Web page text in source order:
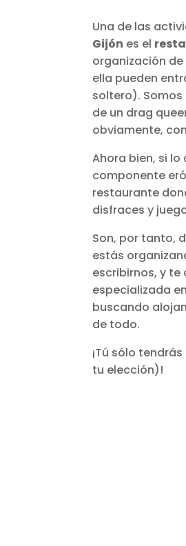
Una de las
Gijón es el
organización de
ella pueden
soltero).
de un drag
obviamente,
Ahora bien, si
componente
restaurante
disfraces y
Son, por tanto,
estás
escribirnos, y
especializada
buscando
de todo.
¡Tú sólo
tu elección)!